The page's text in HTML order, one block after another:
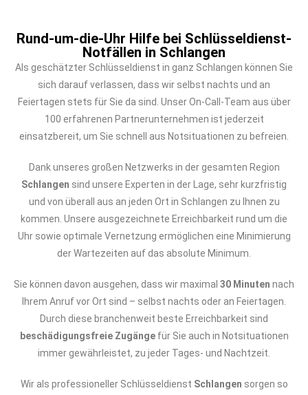
Rund-um-die-Uhr Hilfe bei Schlüsseldienst-
Notfällen in Schlangen
Als geschätzter Schlüsseldienst in ganz Schlangen können Sie
sich darauf verlassen, dass wir selbst nachts und an
Feiertagen stets für Sie da sind. Unser On-Call-Team aus über
100 erfahrenen Partnerunternehmen ist jederzeit
einsatzbereit, um Sie schnell aus Notsituationen zu befreien.
Dank unseres großen Netzwerks in der gesamten Region
Schlangen sind unsere Experten in der Lage, sehr kurzfristig
und von überall aus an jeden Ort in Schlangen zu Ihnen zu
kommen. Unsere ausgezeichnete Erreichbarkeit rund um die
Uhr sowie optimale Vernetzung ermöglichen eine Minimierung
der Wartezeiten auf das absolute Minimum.
Sie können davon ausgehen, dass wir maximal 30 Minuten nach
Ihrem Anruf vor Ort sind – selbst nachts oder an Feiertagen.
Durch diese branchenweit beste Erreichbarkeit sind
beschädigungsfreie Zugängefür Sie auch in Notsituationen
immer gewährleistet, zu jeder Tages- und Nachtzeit.
Wir als professioneller Schlüsseldienst Schlangen sorgen so